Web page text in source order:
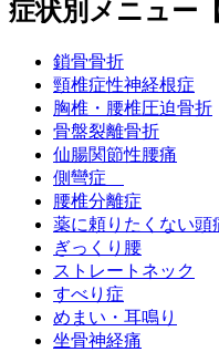
症状別メニュー
鎖骨骨折
頸椎症性神経根症
胸椎・腰椎圧迫骨折
骨盤裂離骨折
仙腸関節性腰痛
側彎症
腰椎分離症
薬に頼りたくない頭
ぎっくり腰
ストレートネック
すべり症
めまい・耳鳴り
坐骨神経痛